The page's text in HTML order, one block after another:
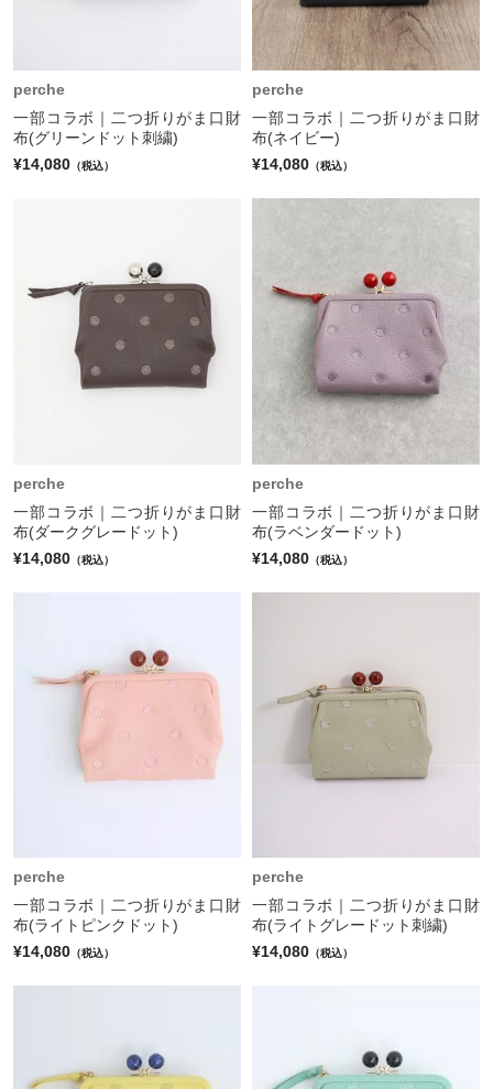
perche
一部コラボ｜二つ折りがま口財
布(グリーンドット刺繍)
¥14,080 （税込）
perche
一部コラボ｜二つ折りがま口財
布(ネイビー)
¥14,080 （税込）
perche
一部コラボ｜二つ折りがま口財
布(ダークグレードット)
¥14,080 （税込）
perche
一部コラボ｜二つ折りがま口財
布(ラベンダードット)
¥14,080 （税込）
perche
一部コラボ｜二つ折りがま口財
布(ライトピンクドット)
¥14,080 （税込）
perche
一部コラボ｜二つ折りがま口財
布(ライトグレードット刺繍)
¥14,080 （税込）